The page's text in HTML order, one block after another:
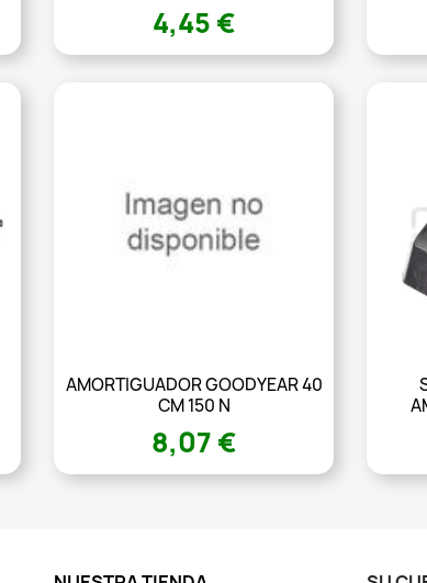
4,45 €
AMORTIGUADOR GOODYEAR 40
CM 150 N
8,07 €